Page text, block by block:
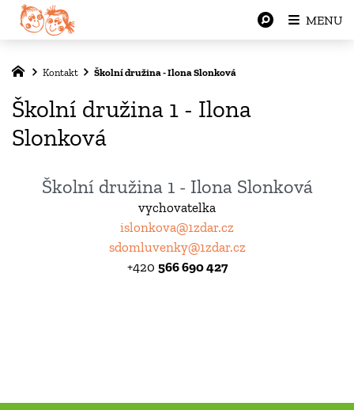
Kontakt Školní družina - Ilona Slonková
Školní družina 1 - Ilona
Slonková
Školní družina 1 - Ilona Slonková
vychovatelka
islonkova@1zdar.cz
sdomluvenky@1zdar.cz
+420 566 690 427
MENU